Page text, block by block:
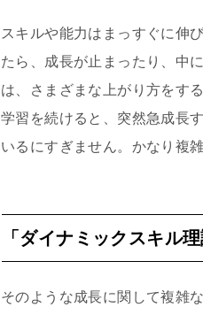
スキルや能力はまっすぐに伸
たら、成長が止まったり、中
は、さまざまな上がり方をす
学習を続けると、突然急成長
いるにすぎません。かなり複
「ダイナミックスキル
そのような成長に関して複雑